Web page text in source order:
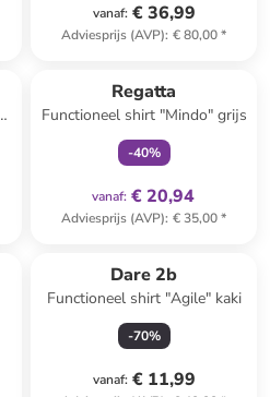
vanaf: € 36,99
Adviesprijs (AVP): € 80,00*
Regatta
Functioneel shirt "Mindo" grijs
-40%
vanaf: € 20,94
Adviesprijs (AVP): € 35,00*
Dare 2b
Functioneel shirt "Agile" kaki
-70%
vanaf: € 11,99